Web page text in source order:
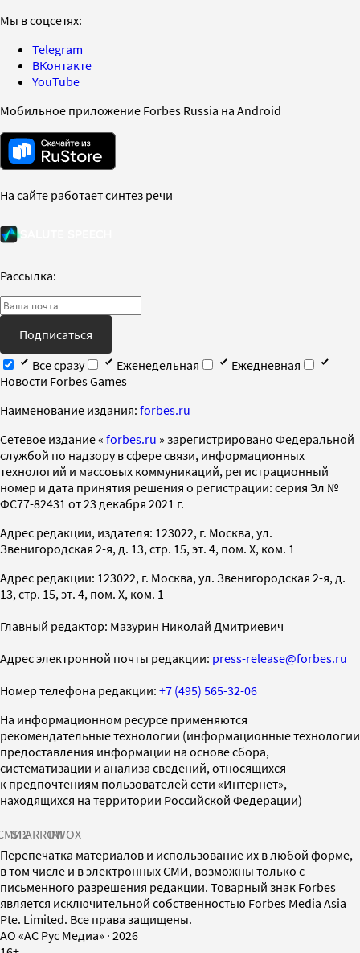
Мы в соцсетях:
Telegram
ВКонтакте
YouTube
Мобильное приложение Forbes Russia на Android
На сайте работает синтез речи
Рассылка:
Подписаться
Все сразу
Еженедельная
Ежедневная
Новости Forbes Games
Наименование издания: forbes.ru
Cетевое издание « forbes.ru » зарегистрировано Федеральной
службой по надзору в сфере связи, информационных
технологий и массовых коммуникаций, регистрационный
номер и дата принятия решения о регистрации: серия Эл №
ФС77-82431 от 23 декабря 2021 г.
Адрес редакции, издателя: 123022, г. Москва, ул.
Звенигородская 2-я, д. 13, стр. 15, эт. 4, пом. X, ком. 1
Адрес редакции: 123022, г. Москва, ул. Звенигородская 2-я, д.
13, стр. 15, эт. 4, пом. X, ком. 1
Главный редактор: Мазурин Николай Дмитриевич
Адрес электронной почты редакции: press-release@forbes.ru
Номер телефона редакции: +7 (495) 565-32-06
На информационном ресурсе применяются
рекомендательные технологии (информационные технологии
предоставления информации на основе сбора,
систематизации и анализа сведений, относящихся
к предпочтениям пользователей сети «Интернет»,
находящихся на территории Российской Федерации)
SPARROWINFOX
Перепечатка материалов и использование их в любой форме,
в том числе и в электронных СМИ, возможны только с
письменного разрешения редакции. Товарный знак Forbes
является исключительной собственностью Forbes Media Asia
Pte. Limited. Все права защищены.
AO «АС Рус Медиа» · 2026